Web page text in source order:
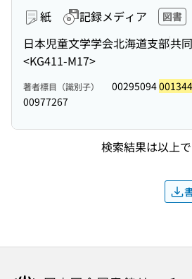
紙 記録メディア 図書
日本児童文学学会北海道支部共
<KG411-M17>
著者標目（識別子） 00295094
00977267
検索結果は以上で